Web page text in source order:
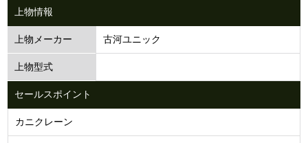
上物情報
上物メーカー 古河ユニック
上物型式
セールスポイント
カニクレーン